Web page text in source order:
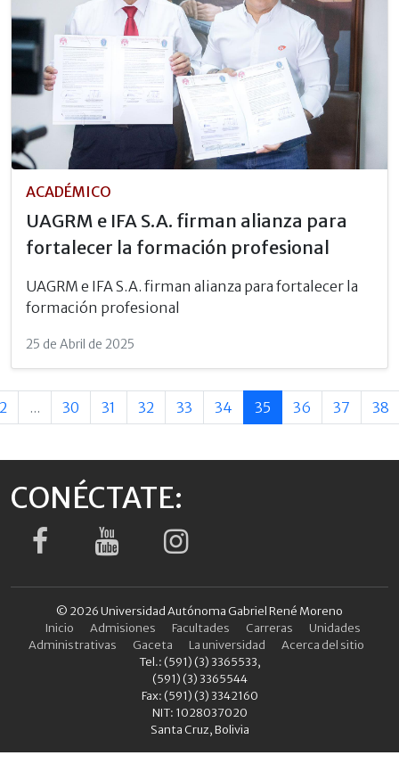
ACADÉMICO
UAGRM e IFA S.A. firman alianza para
fortalecer la formación profesional
UAGRM e IFA S.A. firman alianza para fortalecer la
formación profesional
25 de Abril de 2025
... 30 31 32 33 34 35 36 37 38
CONÉCTATE:
© 2026 Universidad Autónoma Gabriel René Moreno
Inicio
Admisiones Facultades Carreras
Unidades
Administrativas
Gaceta La universidad
Acerca del sitio
Tel.: (591) (3) 3365533,
(591) (3) 3365544
Fax: (591) (3) 3342160
NIT: 1028037020
Santa Cruz, Bolivia